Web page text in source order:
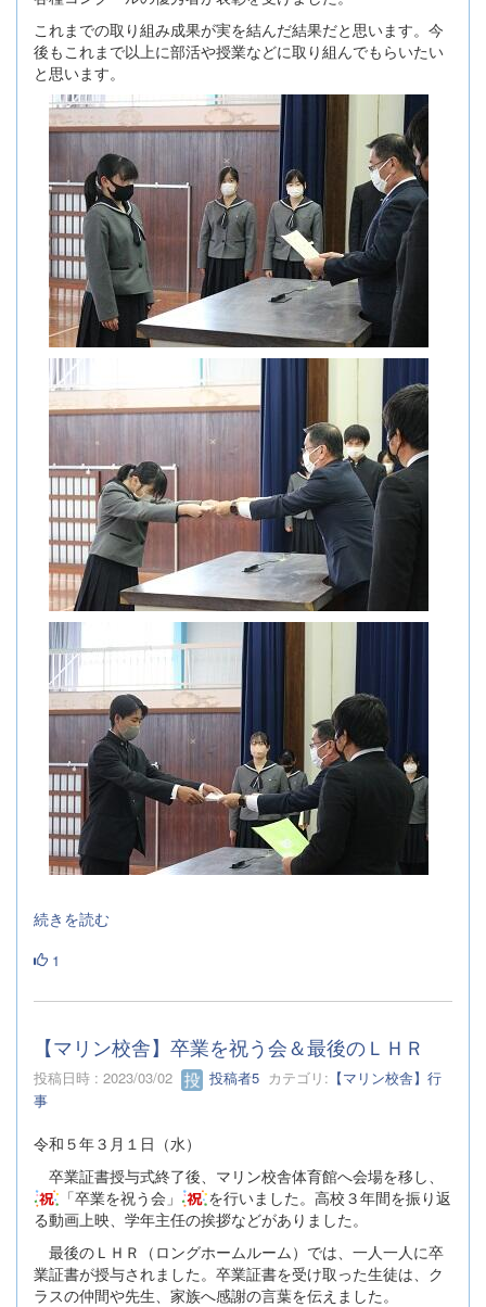
これまでの取り組み成果が実を結んだ結果だと思います。今
後もこれまで以上に部活や授業などに取り組んでもらいたい
と思います。
続きを読む
1
【マリン校舎】卒業を祝う会＆最後のＬＨＲ
投稿日時 : 2023/03/02 投稿者5 カテゴリ: 【マリン校舎】行
事
令和５年３月１日（水）
卒業証書授与式終了後、マリン校舎体育館へ会場を移し、
「卒業を祝う会」
を行いました。高校３年間を振り返
る動画上映、学年主任の挨拶などがありました。
最後のＬＨＲ（ロングホームルーム）では、一人一人に卒
業証書が授与されました。卒業証書を受け取った生徒は、ク
ラスの仲間や先生、家族へ感謝の言葉を伝えました。